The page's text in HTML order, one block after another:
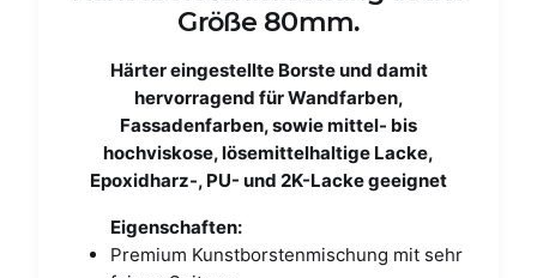
Größe 80mm.
Härter eingestellte Borste und damit
hervorragend für Wandfarben,
Fassadenfarben, sowie mittel- bis
hochviskose, lösemittelhaltige Lacke,
Epoxidharz-, PU- und 2K-Lacke geeignet
Eigenschaften:
Premium Kunstborstenmischung mit sehr